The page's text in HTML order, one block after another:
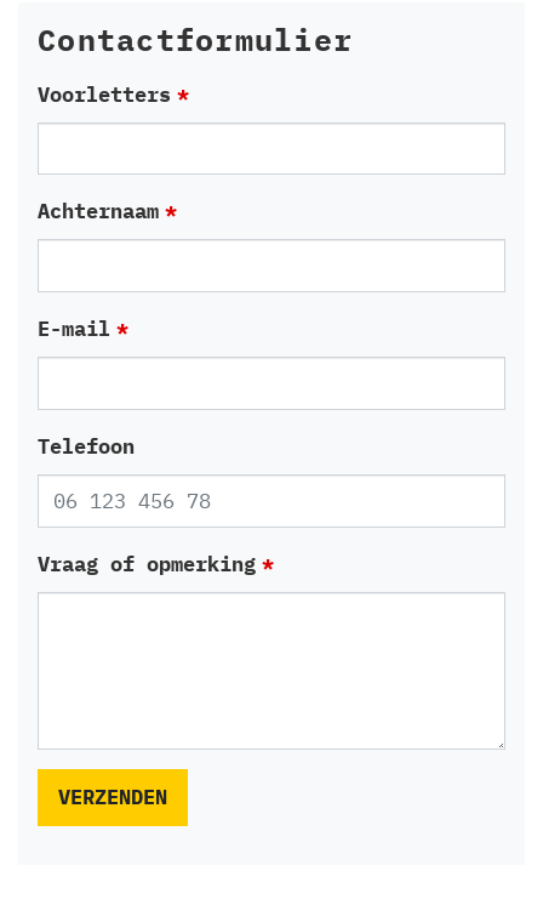
Contactformulier
Leave
this
blank
Voorletters
Achternaam
E-mail
Telefoon
Vraag of opmerking
VERZENDEN